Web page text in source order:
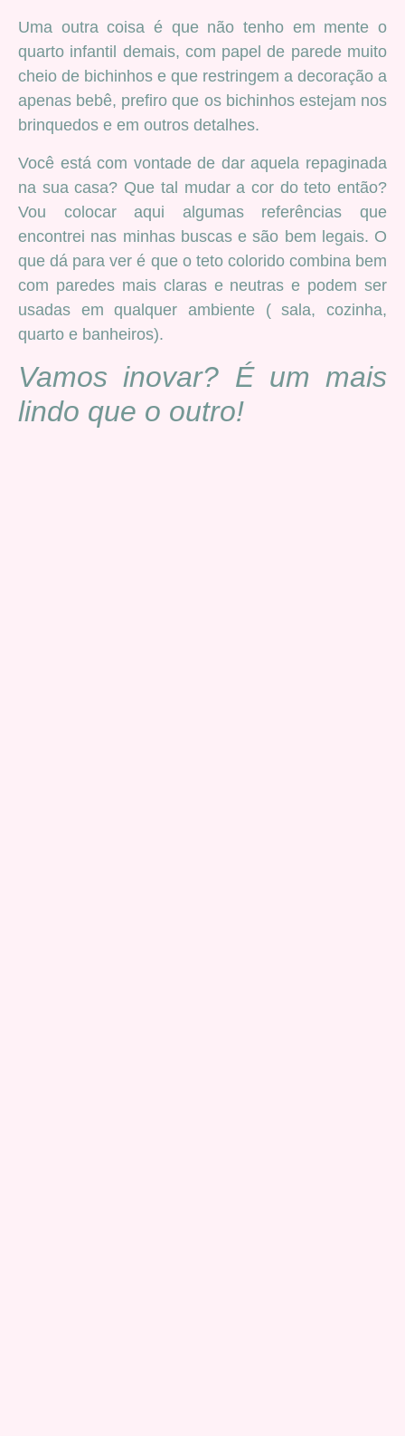
Uma outra coisa é que não tenho em mente o
quarto infantil demais, com papel de parede muito
cheio de bichinhos e que restringem a decoração a
apenas bebê, prefiro que os bichinhos estejam nos
brinquedos e em outros detalhes.
Você está com vontade de dar aquela repaginada
na sua casa? Que tal mudar a cor do teto então?
Vou colocar aqui algumas referências que
encontrei nas minhas buscas e são bem legais. O
que dá para ver é que o teto colorido combina bem
com paredes mais claras e neutras e podem ser
usadas em qualquer ambiente ( sala, cozinha,
quarto e banheiros).
Vamos inovar? É um mais
lindo que o outro!